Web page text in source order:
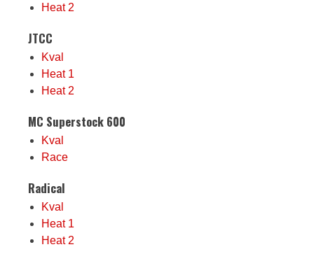
Heat 2
JTCC
Kval
Heat 1
Heat 2
MC Superstock 600
Kval
Race
Radical
Kval
Heat 1
Heat 2